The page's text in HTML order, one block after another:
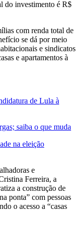
do investimento é R$
com renda total de
se dá por meio
e sindicatos
e apartamentos à
de Lula à
saiba o que muda
na eleição
e
Ferreira, a
a construção de
ponta” com pessoas
o acesso a “casas